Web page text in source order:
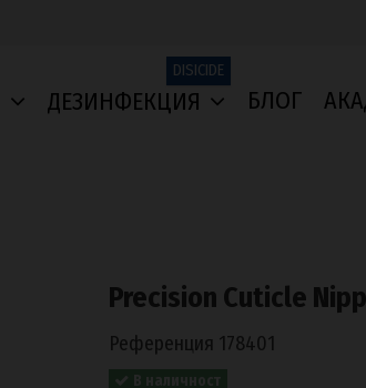
ДЕЗИНФЕКЦИЯ
DISICIDE
БЛОГ
Precision Cuticle
Референция 178401